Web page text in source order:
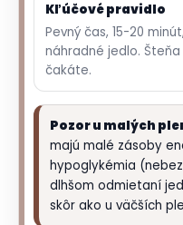
Kľúčové pravidlo
Pevný čas, 15-20
náhradné jedlo.
čakáte.
Pozor u malých
majú malé zásoby
hypoglykémia
dlhšom odmietaní
skôr ako u väčších